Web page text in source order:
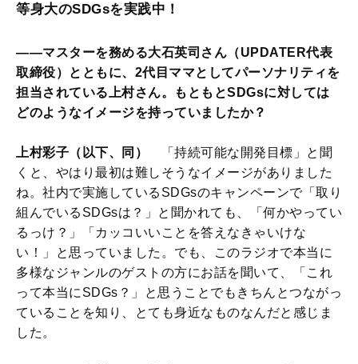
等身大のSDGsを実践中！
――マスターを務める大石英司さん（UPDATER代表
取締役）とともに、2代目ママとしてパーソナリティを
担当されている上村さん。もともとSDGsに対しては
どのようなイメージを持っていましたか？
上村彩子（以下、同）
「持続可能な開発目標」と聞
くと、やはり最初は難しそうなイメージがありました
ね。社内で実施しているSDGsのキャンペーンで「取り
組んでいるSDGsは？」と聞かれても、「何かやってい
るっけ？」「カッコいいことを答えなきゃいけな
い！」と思っていました。でも、このラジオで本当に
多様なジャンルのゲストの方にお話を聞いて、「これ
って本当にSDGs？」と思うことでもきちんとつながっ
ていることを知り、とても身近なものなんだと感じま
した。